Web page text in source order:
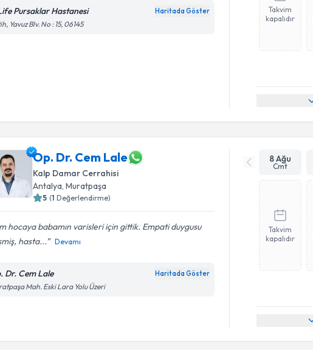
Pursaklar Hastanesi Haritada Göster
Yavuz Blv. No : 15, 06145
Takvim
kapalıdır
Op. Dr. Cem Lale
Kalp Damar Cerrahisi
Antalya ,Muratpaşa
5 (1 Değerlendirme)
hocaya babamın varisleri için gittik. Empati duygusu
hasta...
Devamı
Dr. Cem Lale Haritada Göster
Mah. Eski Lara Yolu Üzeri
8 Ağu
Cmt
Takvim
kapalıdır